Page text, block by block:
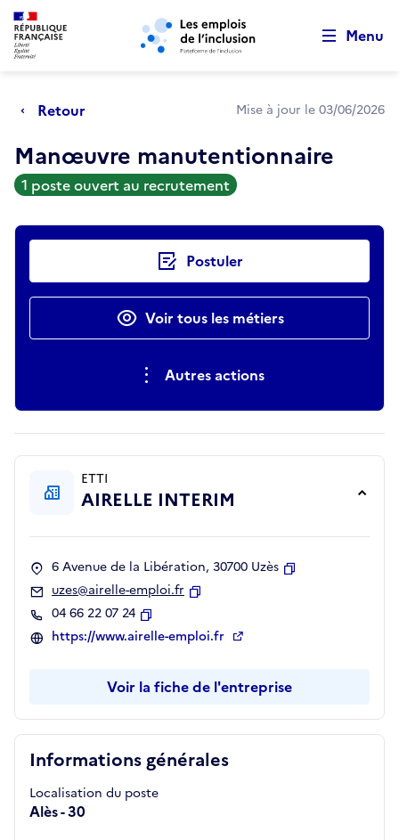
Aller au menu principal Aller au contenu principal
Menu
Retour Mise à jour le 03/06/2026
Manœuvre manutentionnaire
1 poste ouvert au recrutement
Actions rapides Postuler
Voir tous les métiers
Autres actions
Informations générales
Localisation du poste
Alès - 30
ETTI
AIRELLE INTERIM
6 Avenue de la Libération, 30700 Uzès
uzes@airelle-emploi.fr
04 66 22 07 24
Copier
https://www.airelle-emploi.fr
Voir la fiche de l'entreprise
Retour au début de la page
Panneau de gestion des cookies